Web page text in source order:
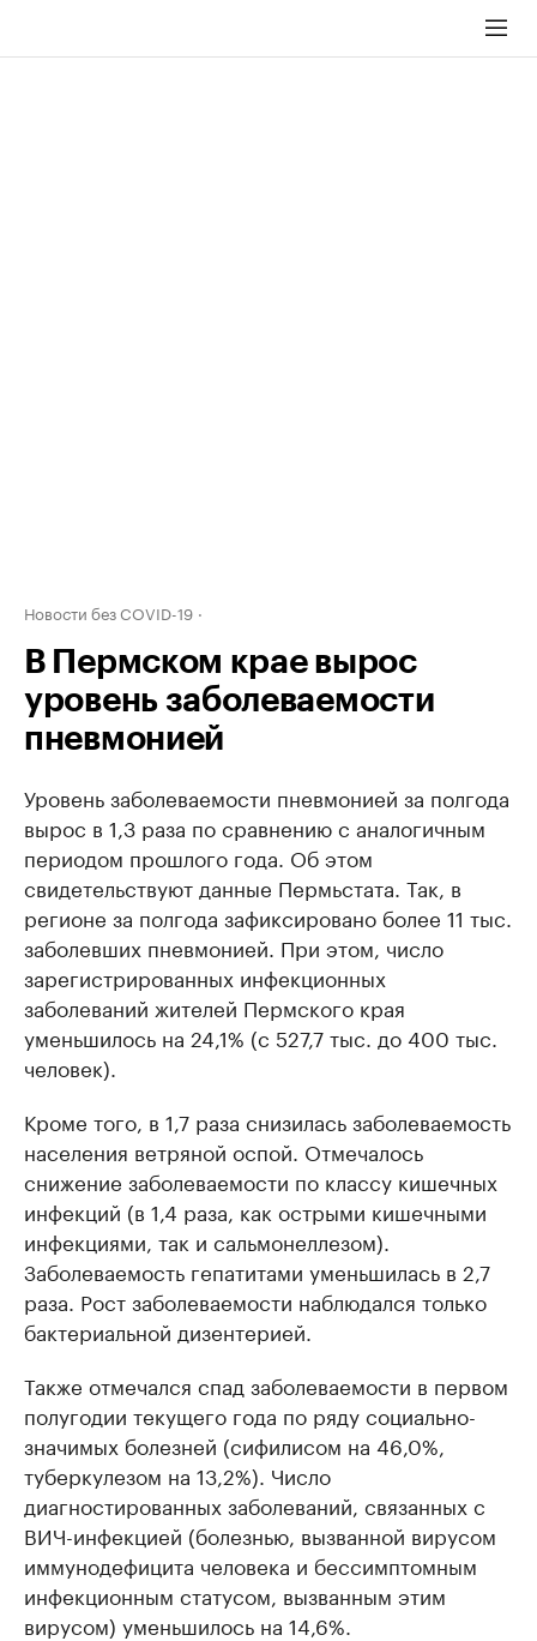
Новости без COVID-19
В Пермском крае вырос
уровень заболеваемости
пневмонией
Уровень заболеваемости пневмонией за полгода
вырос в 1,3 раза по сравнению с аналогичным
периодом прошлого года. Об этом
свидетельствуют данные Пермьстата. Так, в
регионе за полгода зафиксировано более 11 тыс.
заболевших пневмонией. При этом, число
зарегистрированных инфекционных
заболеваний жителей Пермского края
уменьшилось на 24,1% (с 527,7 тыс. до 400 тыс.
человек).
Кроме того, в 1,7 раза снизилась заболеваемость
населения ветряной оспой. Отмечалось
снижение заболеваемости по классу кишечных
инфекций (в 1,4 раза, как острыми кишечными
инфекциями, так и сальмонеллезом).
Заболеваемость гепатитами уменьшилась в 2,7
раза. Рост заболеваемости наблюдался только
бактериальной дизентерией.
Также отмечался спад заболеваемости в первом
полугодии текущего года по ряду социально-
значимых болезней (сифилисом на 46,0%,
туберкулезом на 13,2%). Число
диагностированных заболеваний, связанных с
ВИЧ-инфекцией (болезнью, вызванной вирусом
иммунодефицита человека и бессимптомным
инфекционным статусом, вызванным этим
вирусом) уменьшилось на 14,6%.